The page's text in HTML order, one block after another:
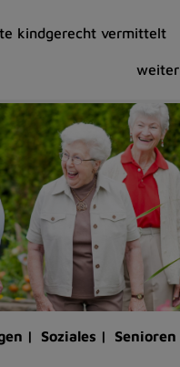
kindgerecht vermittelt
| Soziales | Senioren